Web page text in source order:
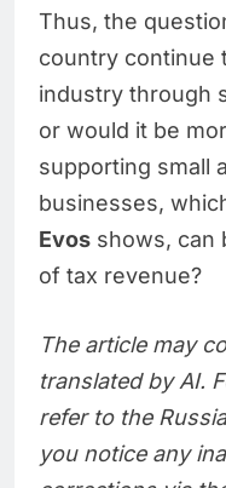
Thus, the
country continue
industry through
or would it be
supporting small
businesses,
Evos shows, can
of tax revenue?
The article may
translated by AI.
refer to the
you notice any